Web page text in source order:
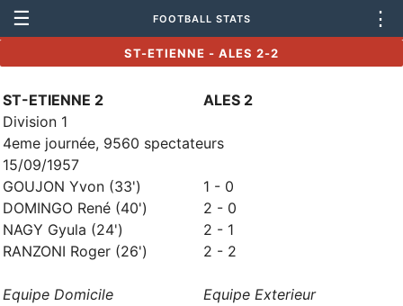
☰ FOOTBALL STATS ⋮
ST-ETIENNE - ALES 2-2
ST-ETIENNE 2
ALES 2
Division 1
4eme journée, 9560 spectateurs
15/09/1957
GOUJON Yvon (33')
1 - 0
DOMINGO René (40')
2 - 0
NAGY Gyula (24')
2 - 1
RANZONI Roger (26')
2 - 2
Equipe Domicile
Equipe Exterieur